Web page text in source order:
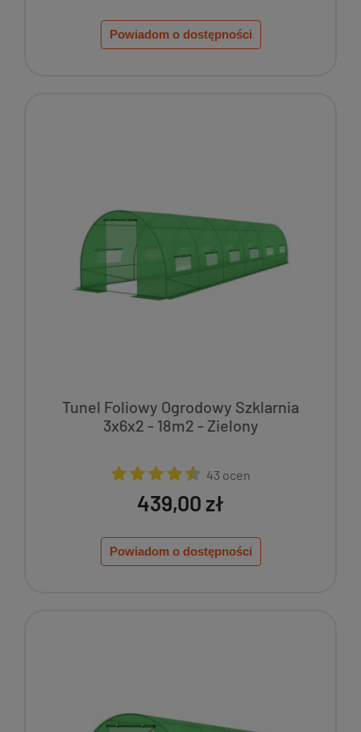
Powiadom o dostępności
Tunel Foliowy Ogrodowy Szklarnia
3x6x2 - 18m2 - Zielony
43 ocen
439,00 zł
Powiadom o dostępności